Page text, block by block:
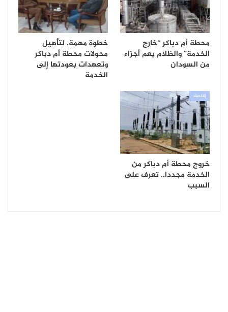
محطة أم دباكر “خارج
الخدمة” والظلام يعم أجزاء
من السودان
خطوة مهمة. لتأهيل
محولات محطة أم دباكر
وتعهدات بعودتها إلى
الخدمة
إقتصاد
خروج محطة أم دباكر من
الخدمة مجددا.. تعرف على
السبب